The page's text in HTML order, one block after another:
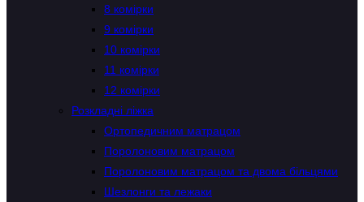
8 комірки
9 комірки
10 комірки
11 комірки
12 комірки
Розкладні ліжка
Ортопедичним матрацом
Поролоновим матрацом
Поролоновим матрацом та двома більцями
Шезлонги та лежаки